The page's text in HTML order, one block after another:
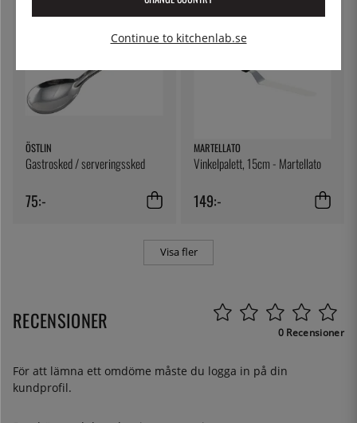
ÖSTLIN
Gastrosked / serveringssked
75:-
MARTELLATO
Vinkelpalett, 15cm - Martellato
149:-
Visa fler
RECENSIONER 0 Recensioner
För att lämna ett omdöme måste du logga in på din
kundprofil.
Continue to kitchenlab.se